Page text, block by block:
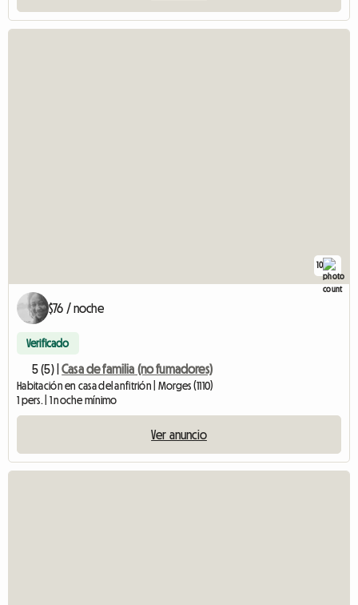
10
$76 / noche
Verificado
5 (5) | Casa de familia (no fumadores)
Habitación en casa del anfitrión | Morges (1110)
1 pers. | 1 noche mínimo
Ver anuncio